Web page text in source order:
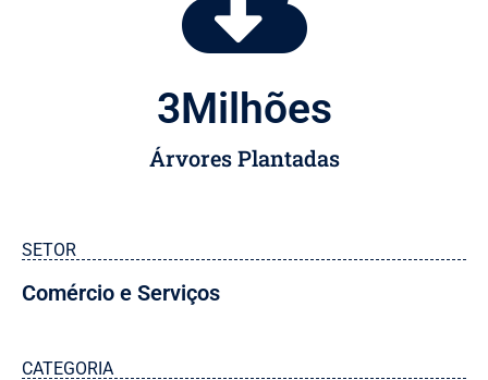
Árvores Plantadas
3Milhões
SETOR
Comércio e Serviços
CATEGORIA